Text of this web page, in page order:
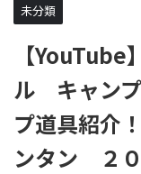
未分類
【
ル キャン
プ道具紹介
ンタン ２